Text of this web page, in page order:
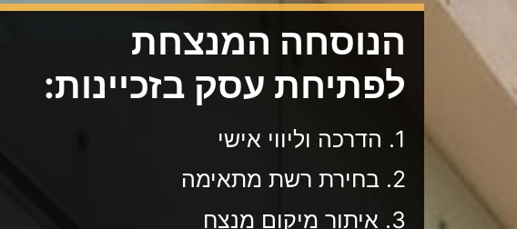
הנוסחה המנצחת
לפתיחת עסק בזכיינות:
1. הדרכה וליווי אישי
2. בחירת רשת מתאימה
3. איתור מיקום מנצח